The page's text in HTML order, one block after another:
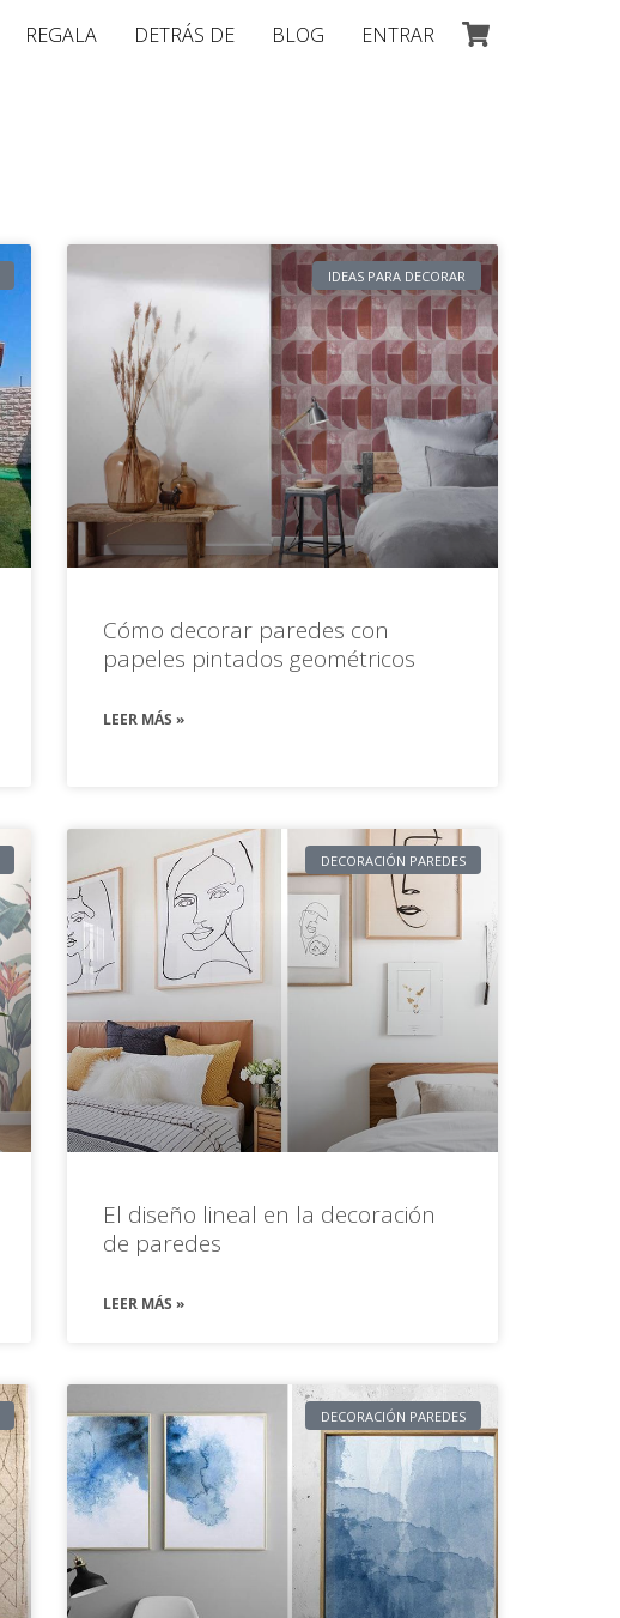
REGALA DETRÁS DE BLOG ENTRAR
IDEAS PARA DECORAR
Cómo decorar paredes con
papeles pintados geométricos
LEER MÁS »
DECORACIÓN PAREDES
El diseño lineal en la decoración
de paredes
LEER MÁS »
DECORACIÓN PAREDES